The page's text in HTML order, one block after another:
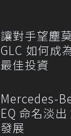
讓對手望塵
GLC 如何成
最佳投資
Mercedes-
EQ 命名淡
發展